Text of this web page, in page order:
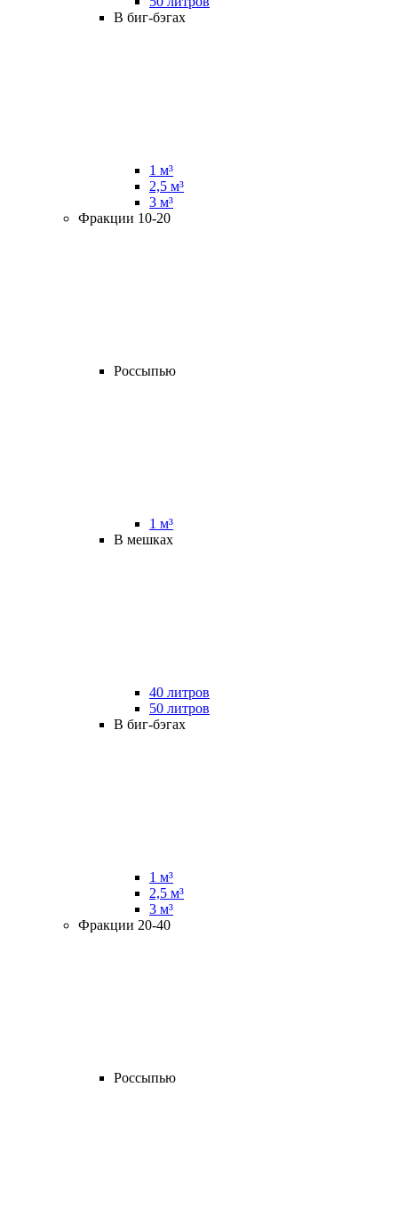
В биг-бэгах
1 м³
2,5 м³
3 м³
Фракции 10-20
Россыпью
1 м³
В мешках
40 литров
50 литров
В биг-бэгах
1 м³
2,5 м³
3 м³
Фракции 20-40
Россыпью